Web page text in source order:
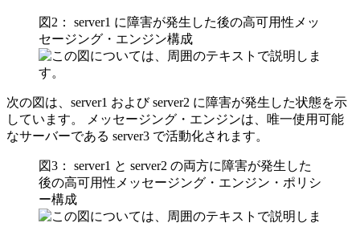
図2： server1 に障害が発生した後の高可用性メッ
セージング・エンジン構成
次の図は、server1 および server2 に障害が発生した状態を示
しています。 メッセージング・エンジンは、唯一使用可能
なサーバーである server3 で活動化されます。
図3： server1 と server2 の両方に障害が発生した
後の高可用性メッセージング・エンジン・ポリシ
ー構成